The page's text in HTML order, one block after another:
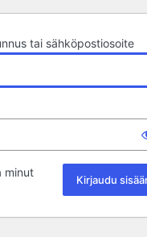
tai sähköpostiosoite
minut